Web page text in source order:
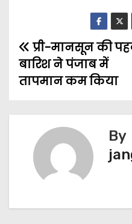
प्री-मानसून की
बारिश ने पंजाब में
तापमान कम किया
By